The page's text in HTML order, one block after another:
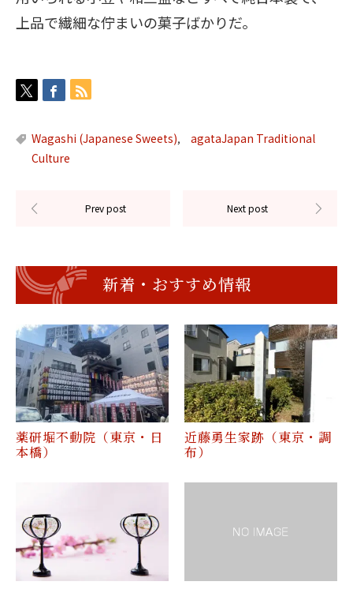
上品で繊細な佇まいの菓子ばかりだ。
Wagashi (Japanese Sweets),
agataJapan Traditional
Culture
新着・おすすめ情報
薬研堀不動院（東京・日
本橋）
近藤勇生家跡（東京・調
布）